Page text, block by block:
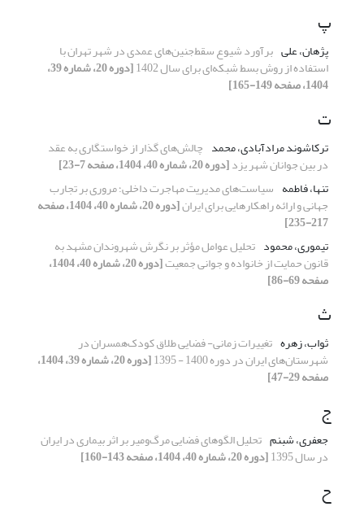
پ
پژهان، علی برآورد شیوع سقط‌جنین‌های عمدی در شهر تهران با
استفاده از روش بسط شبکه‌ای برای سال 1402 [دوره 20، شماره 39،
1404، صفحه 149-165]
ت
ترکاشوند مرادآبادی، محمد چالش‌های گذار از خواستگاری به عقد
در بین جوانان شهر یزد[دوره 20، شماره 40، 1404، صفحه 7-23]
تنها، فاطمه سیاست‌های مدیریت مهاجرت داخلی؛ مروری بر تجارب
جهانی و ارائه راهکارهایی برای ایران [دوره 20، شماره 40، 1404، صفحه
217-235]
تیموری، محمود تحلیل عوامل مؤثر بر نگرش شهروندان مشهد به
قانون حمایت از خانواده و جوانی جمعیت [دوره 20، شماره 40، 1404،
صفحه 69-86]
ث
ثواب، زهره تغییرات زمانی- فضایی طلاق کودک‌همسران در
شهرستان‌های ایران در دوره 1400 - 1395 [دوره 20، شماره 39، 1404،
صفحه 29-47]
ج
جعفری، شبنم تحلیل الگوهای فضایی مرگ‌و‌میر بر اثر بیماری در ایران
در سال 1395 [دوره 20، شماره 40، 1404، صفحه 143-160]
ح